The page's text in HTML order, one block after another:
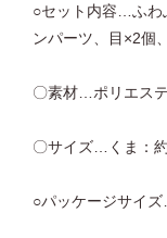
○セット内容…ふわ
ンパーツ、目×2個
〇素材…ポリエス
〇サイズ…くま：
○パッケージサイ